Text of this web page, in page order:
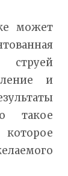
может
и
такое
которое